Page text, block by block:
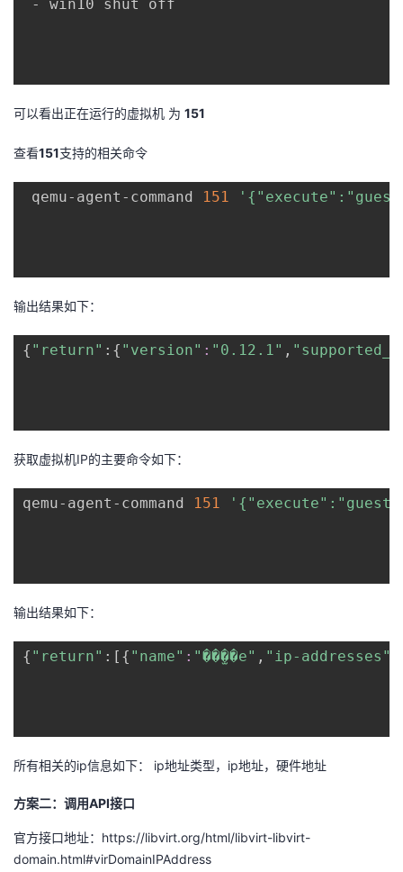
我
证
实
的
的
我
- win10 shut off
可以看出正在运行的虚拟机 为 151
查看151支持的相关命令
qemu-agent-command 151
输出结果如下：
{ "return" : { "version" : "0.12.1" ,
获取虚拟机IP的主要命令如下：
qemu-agent-command 151
输出结果如下：
{ "return" : [ { "name" : "��̫��e" , "ip-addresses"
所有相关的ip信息如下： ip地址类型，ip地址，硬件地址
方案二：调用API接口
官方接口地址：https://libvirt.org/html/libvirt-libvirt-
domain.html#virDomainIPAddress